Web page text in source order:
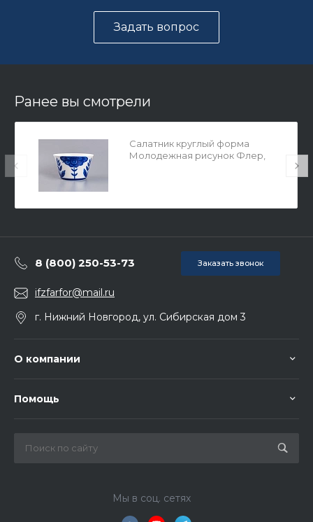
Задать вопрос
Ранее вы смотрели
Салатник круглый форма
Молодежная рисунок Флер,
8 (800) 250-53-73 Заказать звонок
ifzfarfor@mail.ru
г. Нижний Новгород, ул. Сибирская дом 3
О компании
Помощь
Мы в соц. сетях